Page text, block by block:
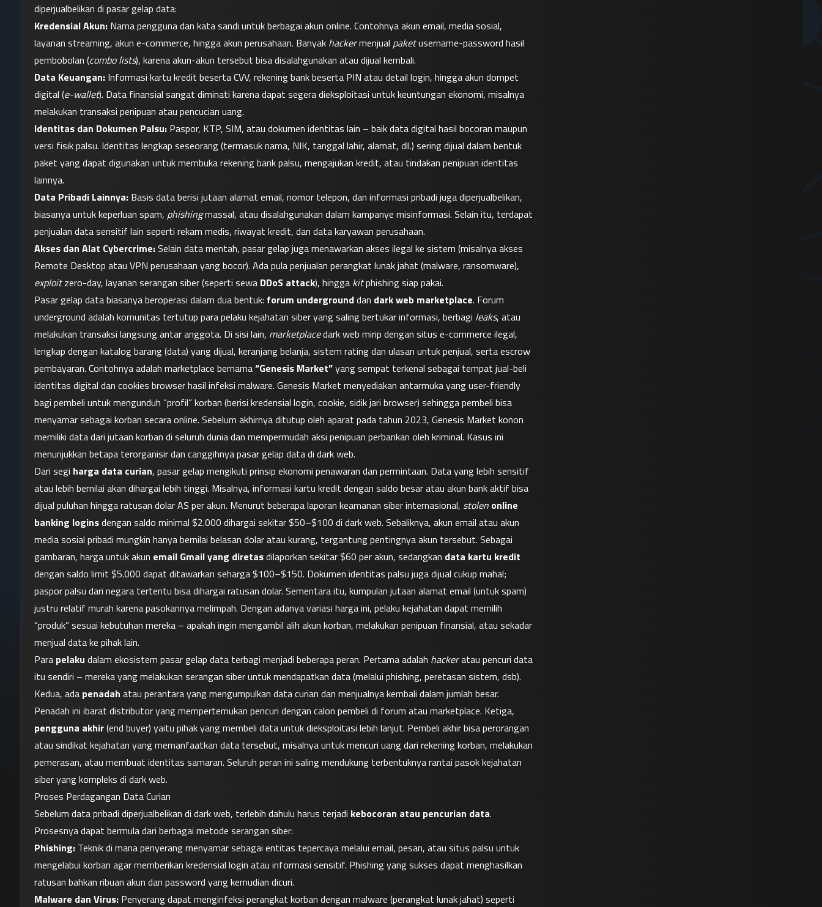
diperjualbelikan di pasar gelap data:
Kredensial Akun: Nama pengguna dan kata sandi untuk berbagai akun online. Contohnya akun email, media sosial,
layanan streaming, akun e-commerce, hingga akun perusahaan. Banyak hacker menjual paket username-password hasil
pembobolan (combo lists), karena akun-akun tersebut bisa disalahgunakan atau dijual kembali.
Data Keuangan: Informasi kartu kredit beserta CVV, rekening bank beserta PIN atau detail login, hingga akun dompet
digital (e-wallet). Data finansial sangat diminati karena dapat segera dieksploitasi untuk keuntungan ekonomi, misalnya
melakukan transaksi penipuan atau pencucian uang.
Identitas dan Dokumen Palsu: Paspor, KTP, SIM, atau dokumen identitas lain – baik data digital hasil bocoran maupun
versi fisik palsu. Identitas lengkap seseorang (termasuk nama, NIK, tanggal lahir, alamat, dll.) sering dijual dalam bentuk
paket yang dapat digunakan untuk membuka rekening bank palsu, mengajukan kredit, atau tindakan penipuan identitas
lainnya.
Data Pribadi Lainnya: Basis data berisi jutaan alamat email, nomor telepon, dan informasi pribadi juga diperjualbelikan,
biasanya untuk keperluan spam, phishing massal, atau disalahgunakan dalam kampanye misinformasi. Selain itu, terdapat
penjualan data sensitif lain seperti rekam medis, riwayat kredit, dan data karyawan perusahaan.
Akses dan Alat Cybercrime: Selain data mentah, pasar gelap juga menawarkan akses ilegal ke sistem (misalnya akses
exploit zero-day, layanan serangan siber (seperti sewa DDoS attack), hingga kit phishing siap pakai.
Pasar gelap data biasanya beroperasi dalam dua bentuk: forum underground dan dark web marketplace. Forum
underground adalah komunitas tertutup para pelaku kejahatan siber yang saling bertukar informasi, berbagi leaks, atau
melakukan transaksi langsung antar anggota. Di sisi lain, marketplace dark web mirip dengan situs e-commerce ilegal,
lengkap dengan katalog barang (data) yang dijual, keranjang belanja, sistem rating dan ulasan untuk penjual, serta escrow
pembayaran. Contohnya adalah marketplace bernama “Genesis Market” yang sempat terkenal sebagai tempat jual-beli
identitas digital dan cookies browser hasil infeksi malware. Genesis Market menyediakan antarmuka yang user-friendly
bagi pembeli untuk mengunduh “profil” korban (berisi kredensial login, cookie, sidik jari browser) sehingga pembeli bisa
menyamar sebagai korban secara online. Sebelum akhirnya ditutup oleh aparat pada tahun 2023, Genesis Market konon
memiliki data dari jutaan korban di seluruh dunia dan mempermudah aksi penipuan perbankan oleh kriminal. Kasus ini
menunjukkan betapa terorganisir dan canggihnya pasar gelap data di dark web.
Dari segi harga data curian, pasar gelap mengikuti prinsip ekonomi penawaran dan permintaan. Data yang lebih sensitif
atau lebih bernilai akan dihargai lebih tinggi. Misalnya, informasi kartu kredit dengan saldo besar atau akun bank aktif bisa
dijual puluhan hingga ratusan dolar AS per akun. Menurut beberapa laporan keamanan siber internasional, stolen online
banking logins dengan saldo minimal $2.000 dihargai sekitar $50–$100 di dark web. Sebaliknya, akun email atau akun
media sosial pribadi mungkin hanya bernilai belasan dolar atau kurang, tergantung pentingnya akun tersebut. Sebagai
gambaran, harga untuk akun email Gmail yang diretas dilaporkan sekitar $60 per akun, sedangkan data kartu kredit
dengan saldo limit $5.000 dapat ditawarkan seharga $100–$150. Dokumen identitas palsu juga dijual cukup mahal;
paspor palsu dari negara tertentu bisa dihargai ratusan dolar. Sementara itu, kumpulan jutaan alamat email (untuk spam)
justru relatif murah karena pasokannya melimpah. Dengan adanya variasi harga ini, pelaku kejahatan dapat memilih
“produk” sesuai kebutuhan mereka – apakah ingin mengambil alih akun korban, melakukan penipuan finansial, atau sekadar
menjual data ke pihak lain.
Para pelaku dalam ekosistem pasar gelap data terbagi menjadi beberapa peran. Pertama adalah hacker atau pencuri data
itu sendiri – mereka yang melakukan serangan siber untuk mendapatkan data (melalui phishing, peretasan sistem, dsb).
Kedua, ada penadah atau perantara yang mengumpulkan data curian dan menjualnya kembali dalam jumlah besar.
pengguna akhir (end buyer) yaitu pihak yang membeli data untuk dieksploitasi lebih lanjut. Pembeli akhir bisa perorangan
atau sindikat kejahatan yang memanfaatkan data tersebut, misalnya untuk mencuri uang dari rekening korban, melakukan
pemerasan, atau membuat identitas samaran. Seluruh peran ini saling mendukung terbentuknya rantai pasok kejahatan
siber yang kompleks di dark web.
Proses Perdagangan Data Curian
Sebelum data pribadi diperjualbelikan di dark web, terlebih dahulu harus terjadi kebocoran atau pencurian data.
Prosesnya dapat bermula dari berbagai metode serangan siber:
Phishing: Teknik di mana penyerang menyamar sebagai entitas tepercaya melalui email, pesan, atau situs palsu untuk
mengelabui korban agar memberikan kredensial login atau informasi sensitif. Phishing yang sukses dapat menghasilkan
ratusan bahkan ribuan akun dan password yang kemudian dicuri.
Malware dan Virus: